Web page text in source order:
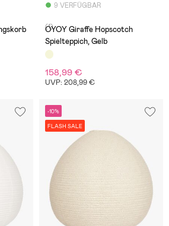
9 VERFÜGBAR
(1)
OYOY Giraffe Hopscotch
Spielteppich, Gelb
158,99 €
UVP: 208,99 €
-10%
FLASH SALE